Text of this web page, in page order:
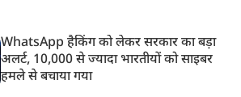
WhatsApp हैकिंग को लेकर सरकार का बड़ा
अलर्ट, 10,000 से ज्यादा भारतीयों को साइबर
हमले से बचाया गया